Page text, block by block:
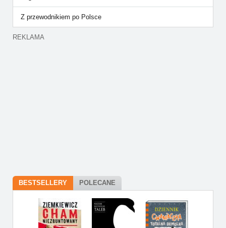
Z przewodnikiem po Polsce
REKLAMA
BESTSELLERY POLECANE